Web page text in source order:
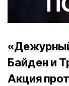
Байден и
Акция